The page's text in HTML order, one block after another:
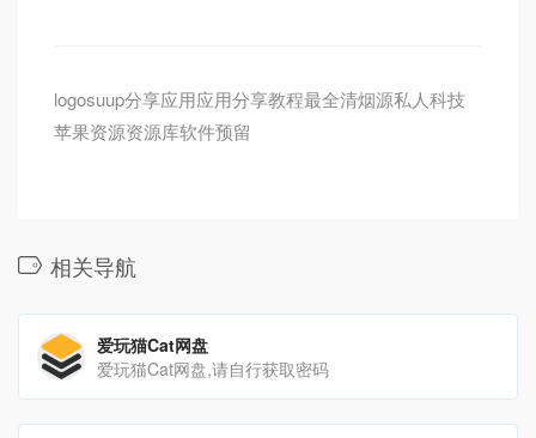
logosuup分享应用应用分享教程最全清烟源私人科技
苹果资源资源库软件预留
相关导航
爱玩猫Cat网盘
爱玩猫Cat网盘,请自行获取密码